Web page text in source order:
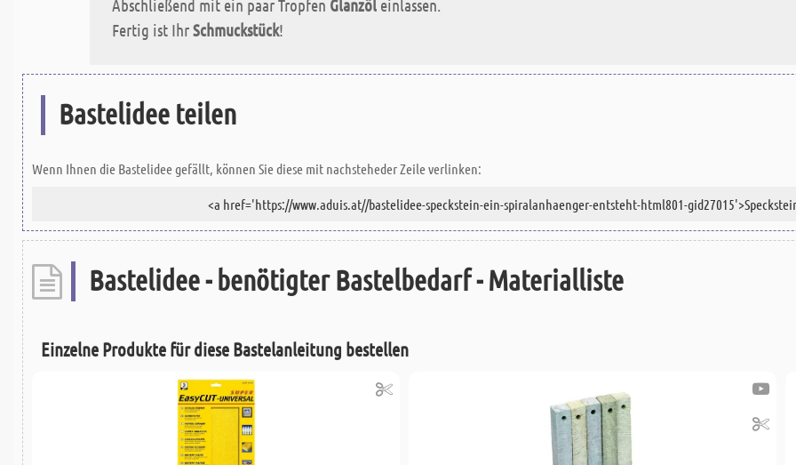
Abschließend mit ein paar Tropfen Glanzöl einlassen.
Fertig ist IhrSchmuckstück!
Bastelidee teilen
Wenn Ihnen die Bastelidee gefällt, können Sie diese mit nachsteheder Zeile verlinken:
Bastelidee - benötigter Bastelbedarf - Materialliste
Einzelne Produkte für diese Bastelanleitung bestellen